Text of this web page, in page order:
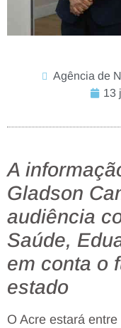
Agência de
13
A
Gladson
audiência
Saúde,
em conta o
estado
O Acre estará